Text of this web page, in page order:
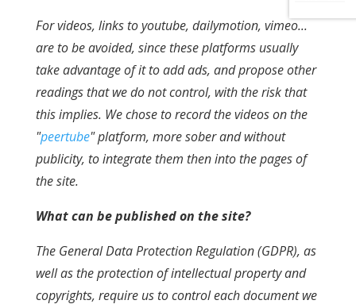
For videos, links to youtube, dailymotion, vimeo...
are to be avoided, since these platforms usually
take advantage of it to add ads, and propose other
readings that we do not control, with the risk that
this implies. We chose to record the videos on the
"peertube" platform, more sober and without
publicity, to integrate them then into the pages of
the site.
What can be published on the site?
The General Data Protection Regulation (GDPR), as
well as the protection of intellectual property and
copyrights, require us to control each document we